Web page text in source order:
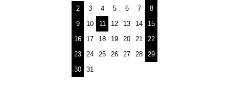
2
3 4 5 6 7
8
9
10 11 12 13 14
15
16
17 18 19 20 21
22
23
24 25 26 27 28
29
30
31